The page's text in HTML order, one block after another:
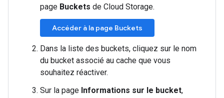
page Buckets de Cloud Storage.
Accéder à la page Buckets
Dans la liste des buckets, cliquez sur le nom
du bucket associé au cache que vous
souhaitez réactiver.
Sur la page Informations sur le bucket,